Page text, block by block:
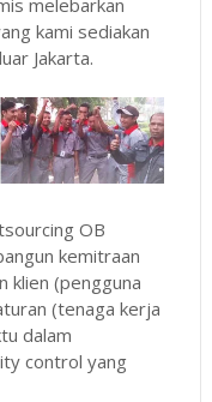
kami sediakan
Jakarta.
OB
kemitraan
klien (pengguna
(tenaga kerja
dalam
control yang